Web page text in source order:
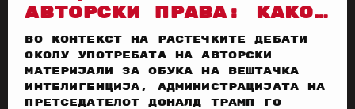
АВТОРСКИ ПРАВА: КАКО
ОВА ЌЕ ВЛИЈАЕ НА
МУЗИЧКАТА ИНДУСТРИЈА
И ВЕШТАЧКАТА
ИНТЕЛИГЕНЦИЈА?
Во контекст на растечките дебати
околу употребата на авторски
материјали за обука на вештачка
интелигенција, администрацијата на
претседателот Доналд Трамп го